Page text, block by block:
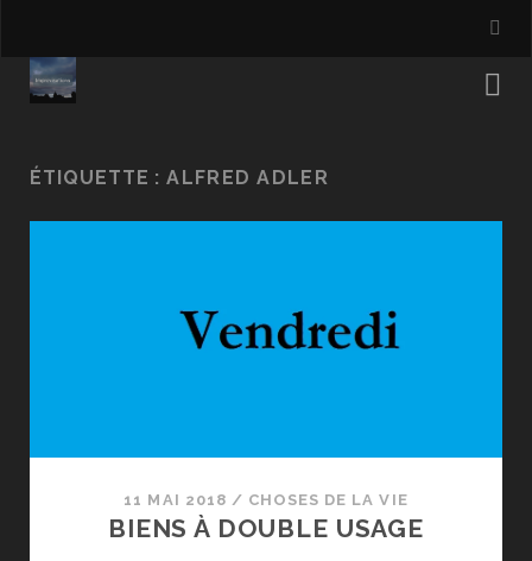
ÉTIQUETTE :ALFRED ADLER
11 MAI 2018 / CHOSES DE LA VIE
BIENS À DOUBLE USAGE